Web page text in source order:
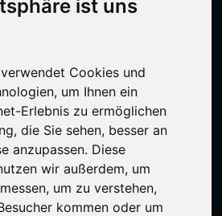
ist uns
Cookies und
um Ihnen ein
Erlebnis zu ermöglichen
die Sie sehen, besser an
anzupassen. Diese
wir außerdem, um
um zu verstehen,
kommen oder um